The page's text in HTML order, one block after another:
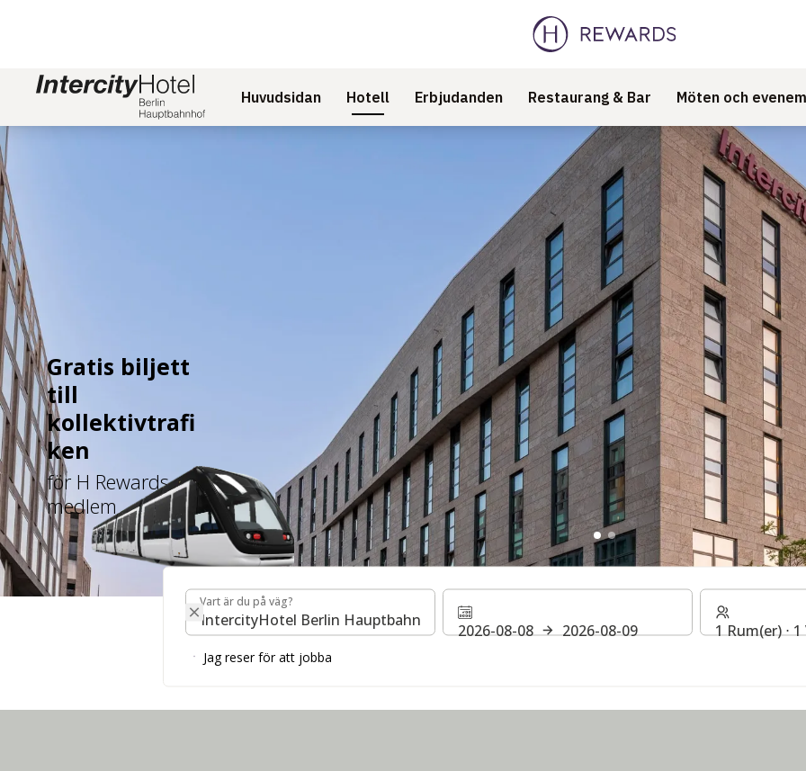
Huvudsidan Hotell Erbjudanden Restaurang & Bar Möten och
Bild 2 av 2
INTERCITYHOTEL BERLIN
Gratis biljett
till
kollektivtrafi
ken
för H Rewards
medlem
Vart är du på väg?
Vart är du på väg?
2026-08-08 2026-08-09 1 Rum(er) ⋅
Jag reser för att jobba